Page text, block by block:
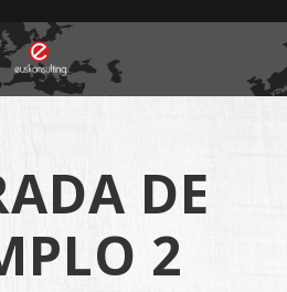
DE
2